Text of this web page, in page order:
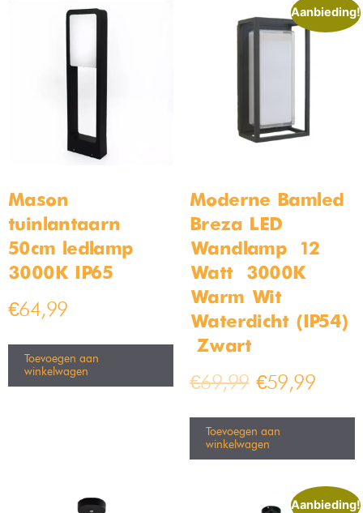
Mason
tuinlantaarn
50cm ledlamp
3000K IP65
€64,99
Toevoegen aan
winkelwagen
Aanbieding!
Moderne Bamled
Breza LED
Wandlamp – 12
Watt – 3000K
Warm Wit –
Waterdicht (IP54)
– Zwart
€69,99 €59,99
Toevoegen aan
winkelwagen
Aanbieding!